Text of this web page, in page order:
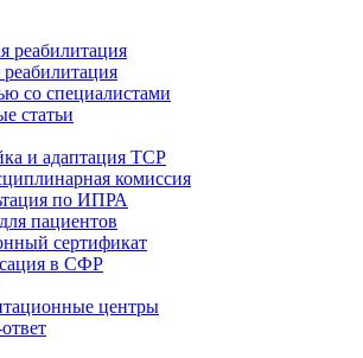
реабилитация
реабилитация
со специалистами
статьи
и адаптация ТСР
комиссия
по ИПРА
пациентов
сертификат
в СФР
центры